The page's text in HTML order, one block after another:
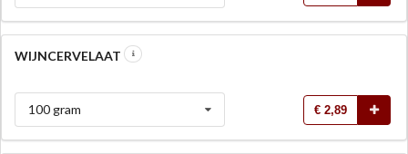
WIJNCERVELAAT
100 gram € 2,89